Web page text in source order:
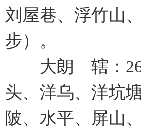
刘屋巷、浮竹山
步）。
大朗 辖：26个
头、洋乌、洋坑
陂、水平、屏山